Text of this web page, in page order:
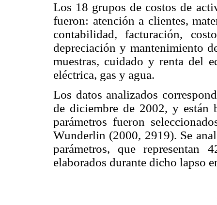
Los 18 grupos de costos de
fueron: atención a clientes,
contabilidad, facturación,
depreciación y mantenimiento
muestras, cuidado y renta del
eléctrica, gas y agua.
Los datos analizados
de diciembre de 2002, y están
parámetros fueron
Wunderlin (2000, 2919). Se
parámetros, que
elaborados durante dicho lapso